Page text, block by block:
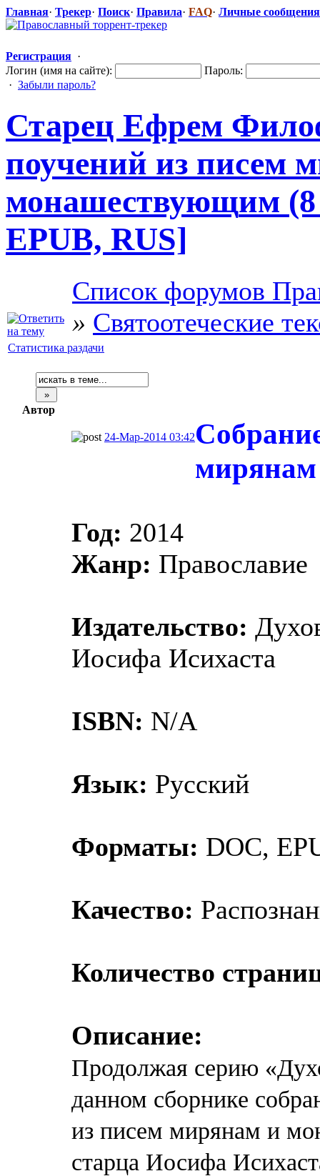
Главная· Трекер· Поиск· Правила· FAQ· Личные сообщения
Регистрация ·
Логин (имя на сайте):
Пароль:
· Забыли пароль?
Старец Ефрем
поучений из писем
монашествующ​им
EPUB, RUS]
Список форумов
» Святоотеческие
Статистика раздачи
Автор
24-Мар-2014 03:42
Год: 2014
Жанр: Православие
Издательство:
Иосифа Исихаста
ISBN: N/A
Язык: Русский
Форматы: DOC,
Качество:
Количество
Описание:
Продолжая серию
данном сборнике
из писем мирянам и
старца Иосифа